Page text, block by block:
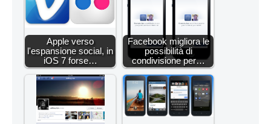
Apple verso
l'espansione social, in
iOS 7 forse…
Facebook migliora le
possibilità di
condivisione per…